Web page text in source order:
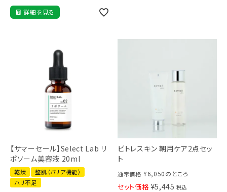
詳細を見る
【サマーセール】Select Lab リ
ポソーム美容液 20ml
乾燥
整肌（バリア機能）
ハリ不足
ビトレスキン 朝用ケア2点セッ
ト
通常価格 ¥6,050のところ
セット価格 ¥5,445 税込